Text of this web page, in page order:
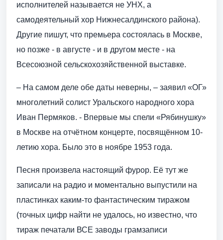
исполнителей называется не УНХ, а
самодеятельный хор Нижнесалдинского района).
Другие пишут, что премьера состоялась в Москве,
но позже - в августе - и в другом месте - на
Всесоюзной сельскохозяйственной выставке.
– На самом деле обе даты неверны, – заявил «ОГ»
многолетний солист Уральского народного хора
Иван Пермяков. - Впервые мы спели «Рябинушку»
в Москве на отчётном концерте, посвящённом 10-
летию хора. Было это в ноябре 1953 года.
Песня произвела настоящий фурор. Её тут же
записали на радио и моментально выпустили на
пластинках каким-то фантастическим тиражом
(точных цифр найти не удалось, но известно, что
тираж печатали ВСЕ заводы грамзаписи